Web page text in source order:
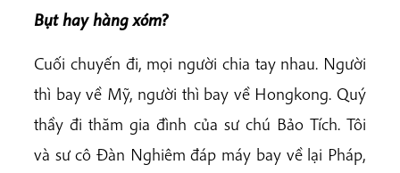
Bụt hay hàng xóm?
Cuối chuyến đi, mọi người chia tay nhau. Người
thì bay về Mỹ, người thì bay về Hongkong. Quý
thầy đi thăm gia đình của sư chú Bảo Tích. Tôi
và sư cô Đàn Nghiêm đáp máy bay về lại Pháp,